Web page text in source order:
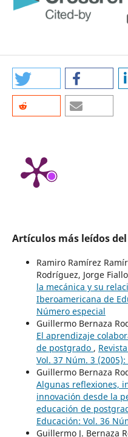
Artículos más leídos
Ramiro Ramírez
Rodríguez, Jorge
la mecánica y su
Iberoamericana de
Número especial
Guillermo Bernaza
El aprendizaje
de postgrado ,
Vol. 37 Núm. 3
Guillermo Bernaza
Algunas reflexiones,
innovación desde la
educación de
Educación: Vol. 36
Guillermo J. Bernaza